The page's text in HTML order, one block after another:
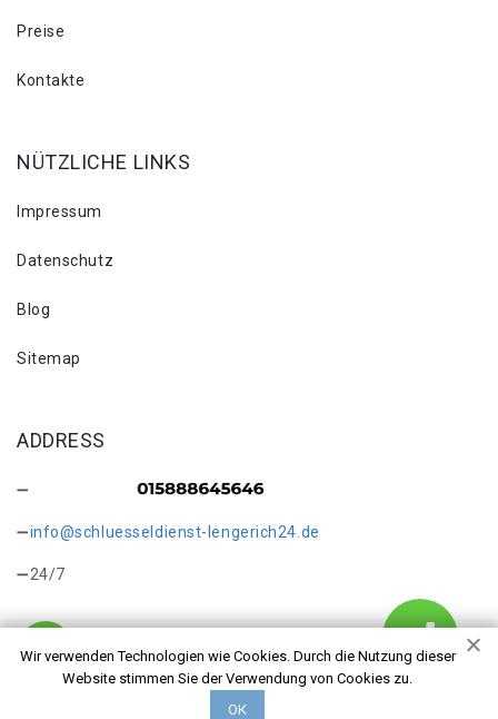
Wir verwenden Technologien wie Cookies. Durch die Nutzung dieser
Website stimmen Sie der Verwendung von Cookies zu.
ОК
Preise
Kontakte
NÜTZLICHE LINKS
Impressum
Datenschutz
Blog
Sitemap
ADDRESS
info@schluesseldienst-lengerich24.de
24/7
Copyright © 2026 Türöffnung Lengerich. Alle Rechte